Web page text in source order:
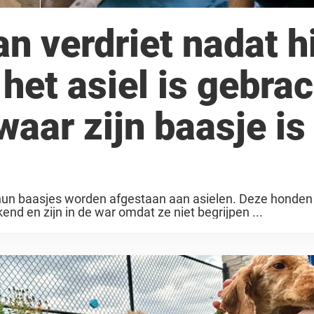
verdriet nadat
asiel is
zijn baasje is
baasjes worden afgestaan aan asielen. Deze
en zijn in de war omdat ze niet begrijpen ...